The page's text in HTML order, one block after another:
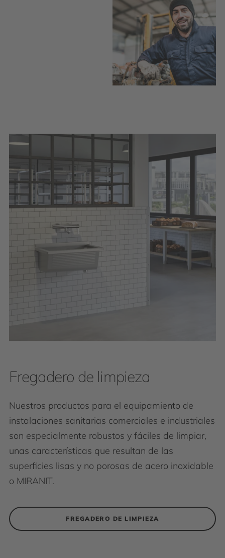
Fregadero de limpieza
Nuestros productos para el equipamiento de
instalaciones sanitarias comerciales e industriales
son especialmente robustos y fáciles de limpiar,
unas características que resultan de las
superficies lisas y no porosas de acero inoxidable
o MIRANIT.
FREGADERO DE LIMPIEZA